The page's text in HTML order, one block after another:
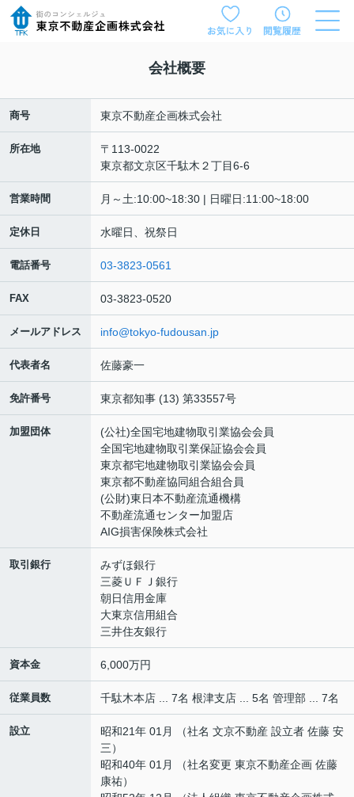
会社概要
商号 東京不動産企画株式会社
所在地
〒113-0022
東京都文京区千駄木２丁目6-6
営業時間 月～土:10:00~18:30 | 日曜日:11:00~18:00
定休日 水曜日、祝祭日
電話番号 03-3823-0561
FAX 03-3823-0520
メールアドレス info@tokyo-fudousan.jp
代表者名 佐藤豪一
免許番号 東京都知事 (13) 第33557号
加盟団体
(公社)全国宅地建物取引業協会会員
全国宅地建物取引業保証協会会員
東京都宅地建物取引業協会会員
東京都不動産協同組合組合員
(公財)東日本不動産流通機構
不動産流通センター加盟店
AIG損害保険株式会社
取引銀行
みずほ銀行
三菱ＵＦＪ銀行
朝日信用金庫
大東京信用組合
三井住友銀行
資本金 6,000万円
従業員数 千駄木本店 ... 7名 根津支店 ... 5名 管理部 ... 7名
設立
昭和21年 01月 （社名 文京不動産 設立者 佐藤 安
三）
昭和40年 01月 （社名変更 東京不動産企画 佐藤
康祐）